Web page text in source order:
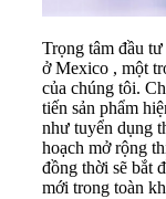
Trọng tâm đầu
ở Mexico , một
của chúng tôi.
tiến sản phẩm
như tuyển dụng
hoạch mở rộng
đồng thời sẽ bắt
mới trong toàn